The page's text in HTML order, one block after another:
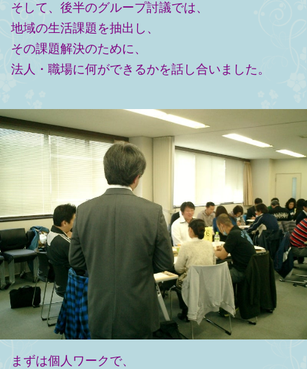
そして、後半のグループ討議では、
地域の生活課題を抽出し、
その課題解決のために、
法人・職場に何ができるかを話し合いました。
まずは個人ワークで、